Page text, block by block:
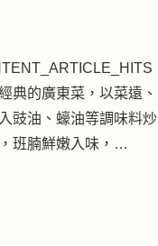
典的廣東菜，以菜遠、
豉油、蠔油等調味料炒
班腩鮮嫩入味，…